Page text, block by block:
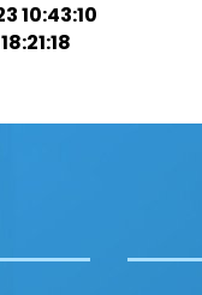
10:43:10